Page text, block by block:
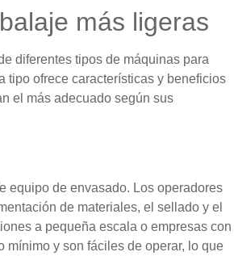
más ligeras
diferentes tipos de máquinas para
tipo ofrece características y beneficios
el más adecuado según sus
equipo de envasado. Los operadores
de materiales, el sellado y el
a pequeña escala o empresas con
mínimo y son fáciles de operar, lo que